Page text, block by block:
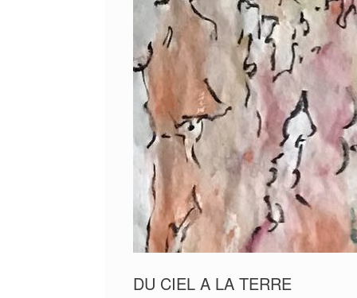
DU CIEL A LA TERRE